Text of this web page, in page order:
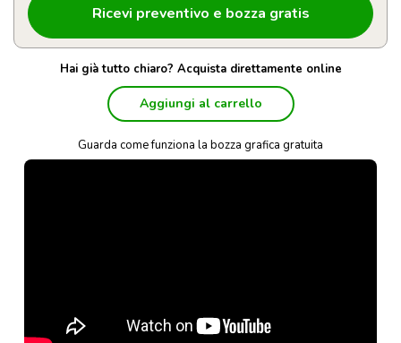
Hai già tutto chiaro? Acquista direttamente online
Aggiungi al carrello
Guarda come funziona la bozza grafica gratuita